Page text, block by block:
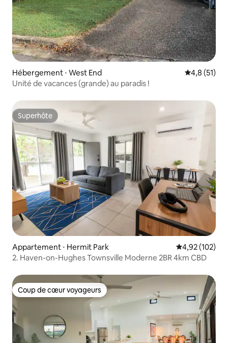
Hébergement ⋅ West End Évaluation
4,8 (51)
Unité de vacances (grande) au paradis !
Superhôte
Superhôte
Appartement ⋅ Hermit Park Évaluation
4,92 (102)
2. Haven-on-Hughes Townsville Moderne 2BR 4km CBD
Coup de cœur voyageurs
Coup de cœur voyageurs